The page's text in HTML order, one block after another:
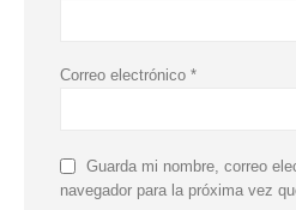
Correo electrónico *
Guarda mi nombre, correo
navegador para la próxima vez